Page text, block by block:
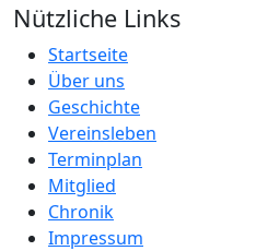
Nützliche Links
Startseite
Über uns
Geschichte
Vereinsleben
Terminplan
Mitglied
Chronik
Impressum